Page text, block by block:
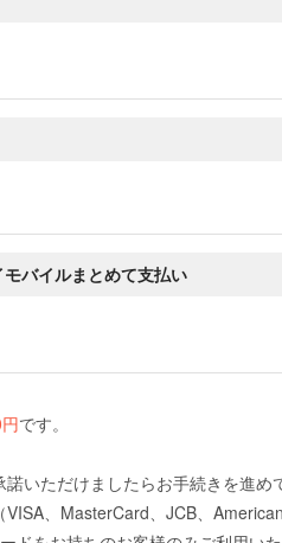
バイルまとめて支払い
です。
いただけましたらお手続きを進め
、MasterCard、JCB、